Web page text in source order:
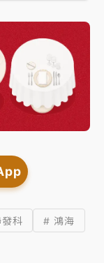
科
# 鴻海